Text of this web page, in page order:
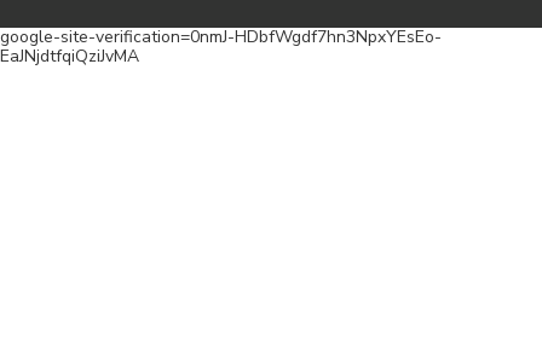
google-site-verification=0nmJ-HDbfWgdf7hn3NpxYEsEo-
EaJNjdtfqiQziJvMA